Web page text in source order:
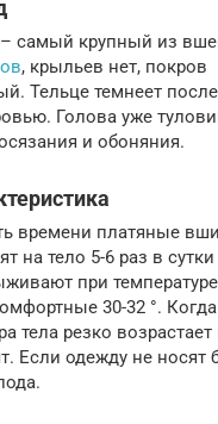
самый крупный из
, крыльев нет, покров
Тельце темнеет после
Голова уже
и обоняния.
времени платяные
на тело 5-6 раз в
при температуре
30-32 °.
тела резко
Если одежду не носят